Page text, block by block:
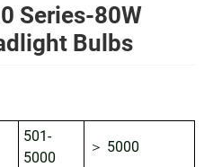
Series-80W
Bulbs
501-
5000
＞ 5000